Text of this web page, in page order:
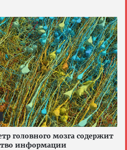
головного мозга содержит
информации